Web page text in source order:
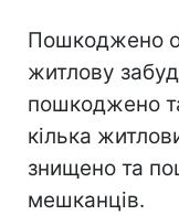
Пошкоджено
житлову
пошкоджено
кілька
знищено та
мешканців.